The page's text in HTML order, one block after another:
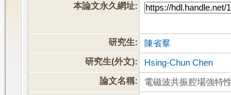
本論文永久網址:
研究生:
陳省羣
研究生(外文):
Hsing-Chun Chen
論文名稱:
電磁波共振腔場強特